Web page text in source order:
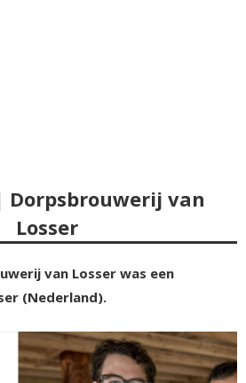
Dorpsbrouwerij van
Losser
van Losser was een
(Nederland).